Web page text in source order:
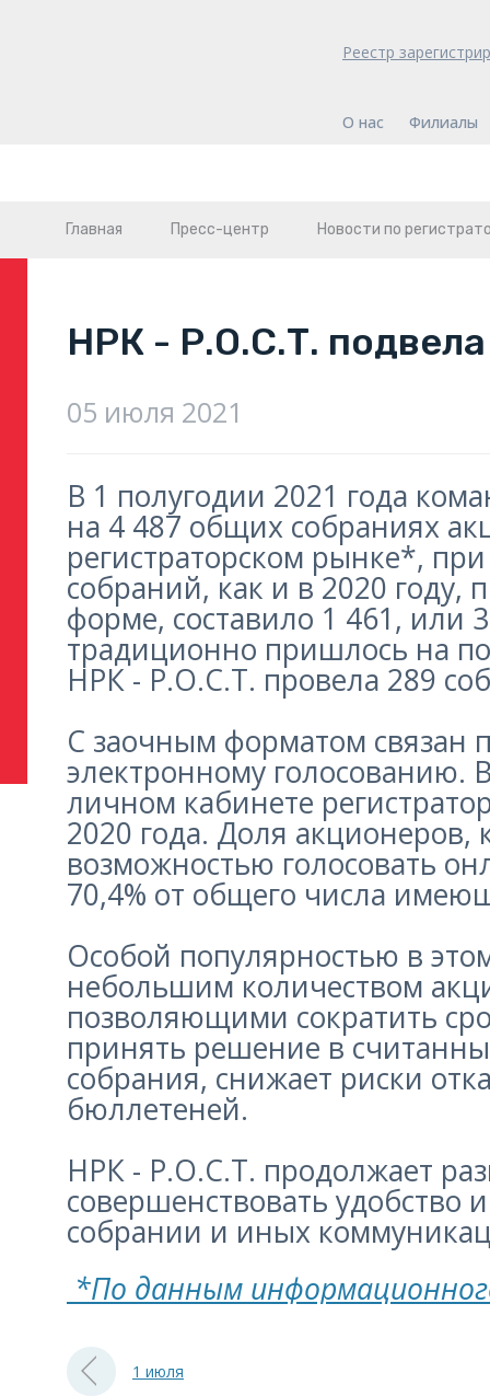
Реестр
О нас Филиалы
Главная Пресс-центр Новости по
НРК - Р.О.С.Т.
05 июля 2021
В 1 полугодии 2021 года
на 4 487 общих собраниях
регистраторском рынке*,
собраний, как и в 2020
форме, составило 1 461, или
традиционно пришлось на
НРК - Р.О.С.Т. провела 289
С заочным форматом связан
электронному голосованию.
личном кабинете
2020 года. Доля акционеров,
возможностью голосовать
70,4% от общего числа
Особой популярностью в
небольшим количеством
позволяющими сократить
принять решение в
собрания, снижает риски
бюллетеней.
НРК - Р.О.С.Т. продолжает
совершенствовать удобство
собрании и иных
*По данным
1 июля